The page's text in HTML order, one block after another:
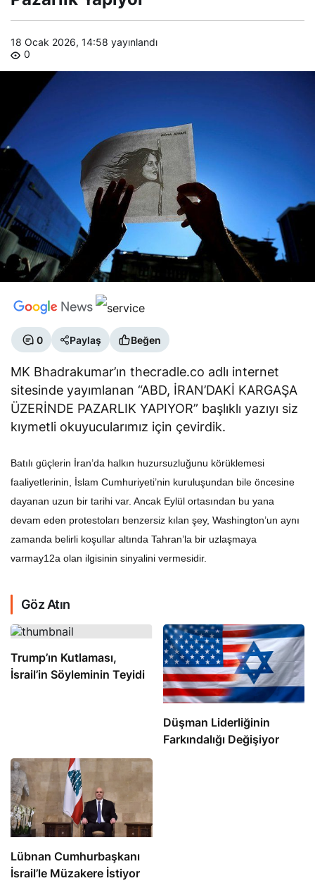
18 Ocak 2026, 14:58 yayınlandı
0
0 Paylaş Beğen
MK Bhadrakumar’ın thecradle.co adlı internet
sitesinde yayımlanan “ABD, İRAN’DAKİ KARGAŞA
ÜZERİNDE PAZARLIK YAPIYOR” başlıklı yazıyı siz
kıymetli okuyucularımız için çevirdik.
Batılı güçlerin İran’da halkın huzursuzluğunu körüklemesi
faaliyetlerinin, İslam Cumhuriyeti’nin kuruluşundan bile öncesine
dayanan uzun bir tarihi var. Ancak Eylül ortasından bu yana
devam eden protestoları benzersiz kılan şey, Washington’un aynı
zamanda belirli koşullar altında Tahran’la bir uzlaşmaya
varmay12a olan ilgisinin sinyalini vermesidir.
Göz Atın
Trump’ın Kutlaması,
İsrail’in Söyleminin Teyidi
Düşman Liderliğinin
Farkındalığı Değişiyor
Lübnan Cumhurbaşkanı
İsrail’le Müzakere İstiyor